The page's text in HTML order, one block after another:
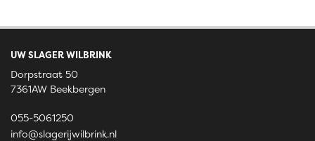
UW SLAGER WILBRINK
Dorpstraat 50
7361AW Beekbergen
055-5061250
info@slagerijwilbrink.nl